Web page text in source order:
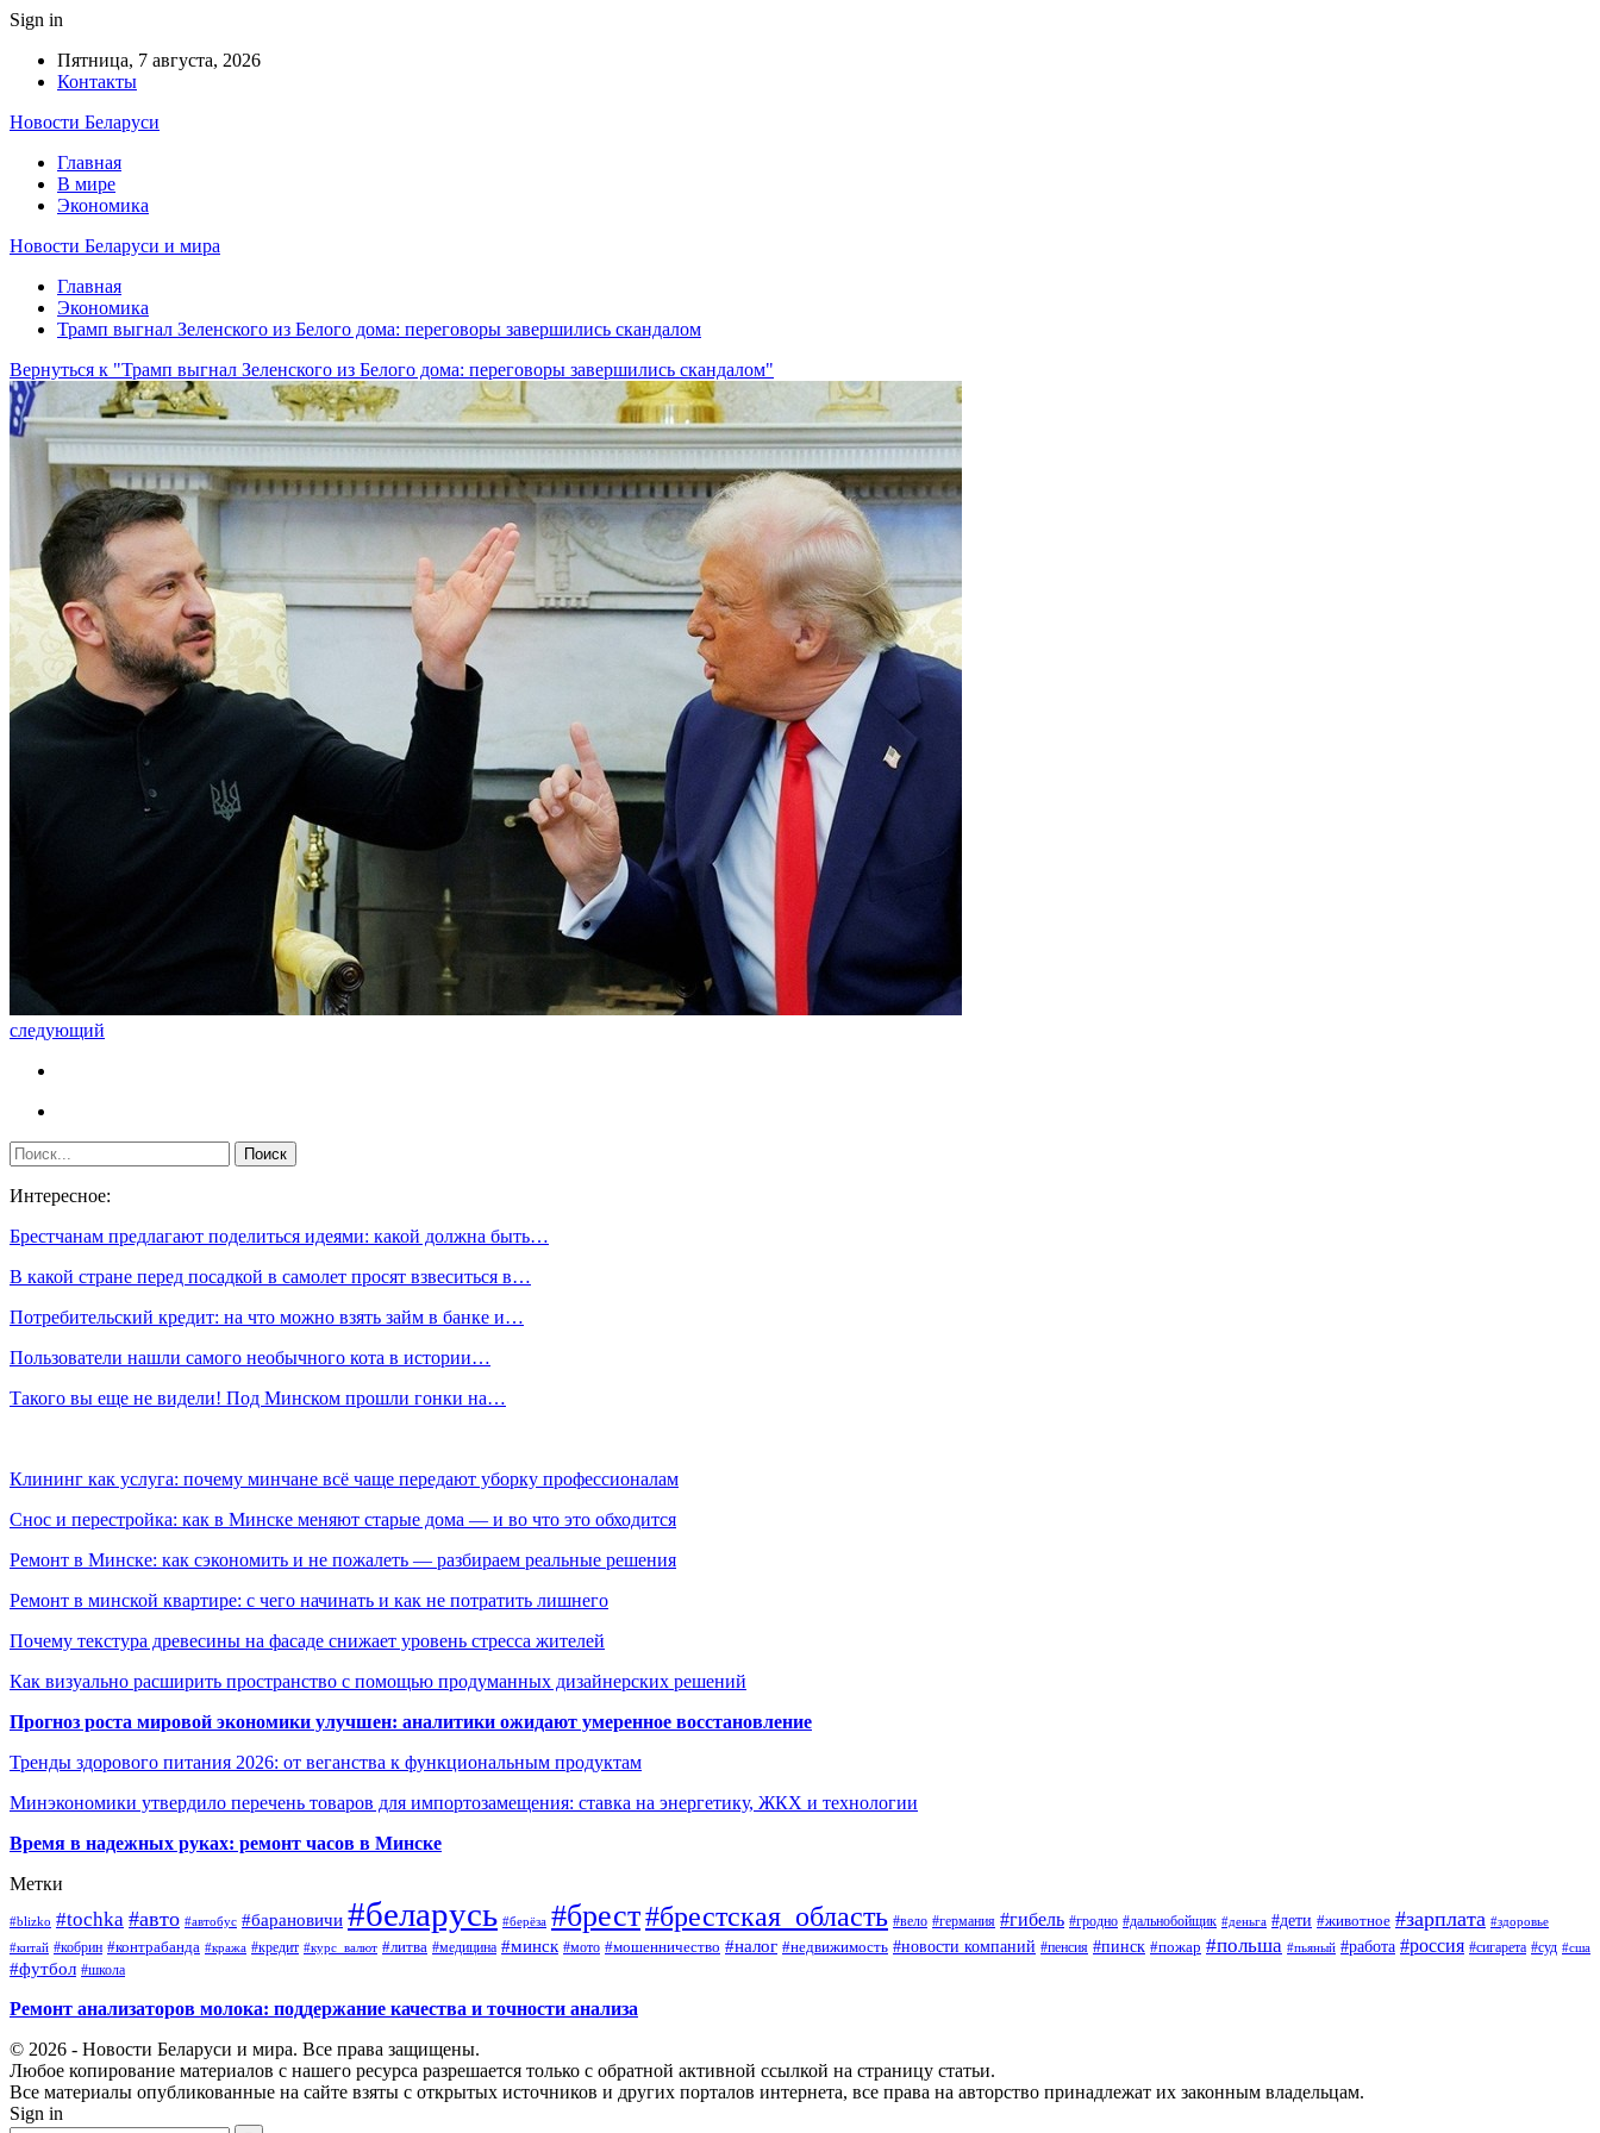
Sign in
Пятница, 7 августа, 2026
Контакты
Новости Беларуси
Главная
В мире
Экономика
Новости Беларуси и мира
Главная
Экономика
Трамп выгнал Зеленского из Белого дома: переговоры завершились скандалом
Вернуться к "Трамп выгнал Зеленского из Белого дома: переговоры завершились скандалом"
следующий
Интересное:
Брестчанам предлагают поделиться идеями: какой должна быть…
В какой стране перед посадкой в самолет просят взвеситься в…
Потребительский кредит: на что можно взять займ в банке и…
Пользователи нашли самого необычного кота в истории…
Такого вы еще не видели! Под Минском прошли гонки на…
Клининг как услуга: почему минчане всё чаще передают уборку профессионалам
Снос и перестройка: как в Минске меняют старые дома — и во что это обходится
Ремонт в Минске: как сэкономить и не пожалеть — разбираем реальные решения
Ремонт в минской квартире: с чего начинать и как не потратить лишнего
Почему текстура древесины на фасаде снижает уровень стресса жителей
Как визуально расширить пространство с помощью продуманных дизайнерских решений
Прогноз роста мировой экономики улучшен: аналитики ожидают умеренное восстановление
Тренды здорового питания 2026: от веганства к функциональным продуктам
Минэкономики утвердило перечень товаров для импортозамещения: ставка на энергетику, ЖКХ и технологии
Время в надежных руках: ремонт часов в Минске
Метки
#blizko #tochka #авто #автобус #барановичи #беларусь #берёза #брест#брестская_область #вело #германия #гибель #гродно #дальнобойщик #деньга #дети #животное #зарплата #здоровье
#китай #кобрин #контрабанда #кража #кредит #курс_валют #литва #медицина #минск #мото #мошенничество #налог #недвижимость #новости компаний #пенсия #пинск #пожар #польша #пьяный #работа #россия #сигарета #суд #сша
#футбол #школа
Ремонт анализаторов молока: поддержание качества и точности анализа
© 2026 - Новости Беларуси и мира. Все права защищены.
Любое копирование материалов с нашего ресурса разрешается только с обратной активной ссылкой на страницу статьи.
Все материалы опубликованные на сайте взяты с открытых источников и других порталов интернета, все права на авторство принадлежат их законным владельцам.
Sign in